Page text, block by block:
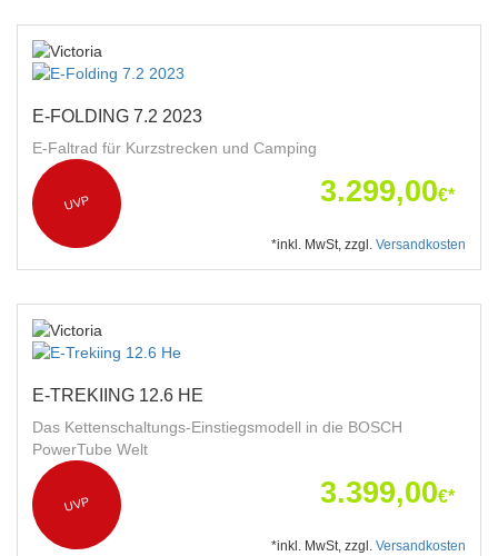
E-FOLDING 7.2 2023
E-Faltrad für Kurzstrecken und Camping
UVP 3.299,00€*
*inkl. MwSt, zzgl. Versandkosten
E-TREKIING 12.6 HE
Das Kettenschaltungs-Einstiegsmodell in die BOSCH
PowerTube Welt
UVP 3.399,00€*
*inkl. MwSt, zzgl. Versandkosten